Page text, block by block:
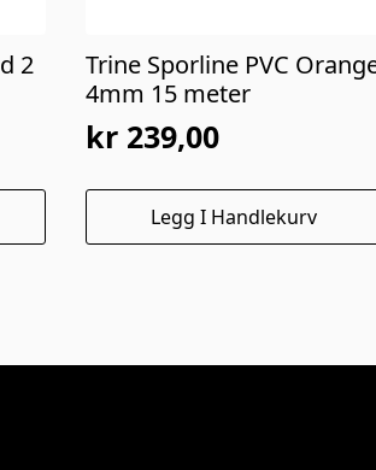
2
Trine Sporline PVC
4mm 15 meter
kr 239,00
Legg I Handlekurv